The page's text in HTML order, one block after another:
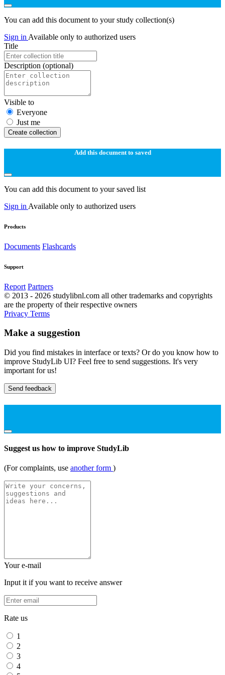
You can add this document to your study collection(s)
Sign in Available only to authorized users
Title
Description (optional)
Visible to
Everyone
Just me
Create collection
Add this document to saved
You can add this document to your saved list
Sign in Available only to authorized users
Products
Documents Flashcards
Support
Report Partners
© 2013 - 2026 studylibnl.com all other trademarks and copyrights
are the property of their respective owners
Privacy Terms
Make a suggestion
Did you find mistakes in interface or texts? Or do you know how to
improve StudyLib UI? Feel free to send suggestions. It's very
important for us!
Send feedback
Suggest us how to improve StudyLib
(For complaints, use another form )
Your e-mail
Input it if you want to receive answer
Rate us
1
2
3
4